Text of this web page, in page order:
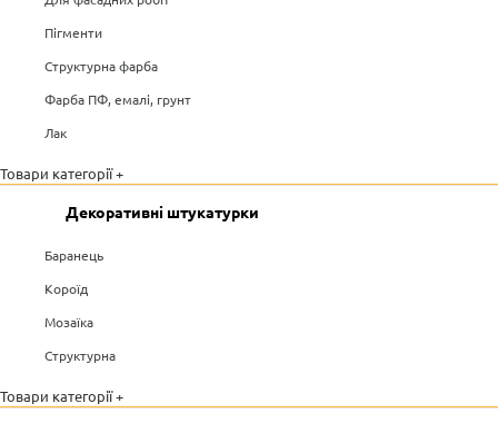
Пігменти
Структурна фарба
Фарба ПФ, емалі, грунт
Лак
Товари категорії +
Декоративні штукатурки
Баранець
Короїд
Мозаїка
Структурна
Товари категорії +